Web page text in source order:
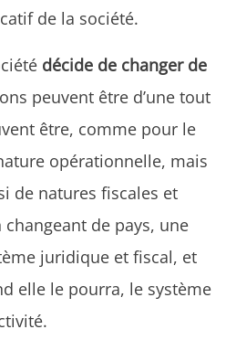
de la société.
décide de changer de
peuvent être d’une tout
être, comme pour le
opérationnelle, mais
de natures fiscales et
de pays, une
juridique et fiscal, et
elle le pourra, le système